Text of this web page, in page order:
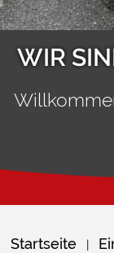
WIR
Startseite |